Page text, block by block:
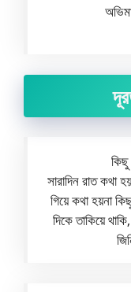
সারাদিন রাত কথা
গিয়ে কথা হয়না
দিকে তাকিয়ে